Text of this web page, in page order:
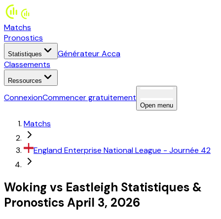
Matchs
Pronostics
Statistiques
Générateur Acca
Classements
Ressources
ConnexionCommencer gratuitement
Open menu
Matchs
EnglandEnterprise National League - Journée 42
Woking vs Eastleigh Statistiques &
PronosticsApril 3, 2026